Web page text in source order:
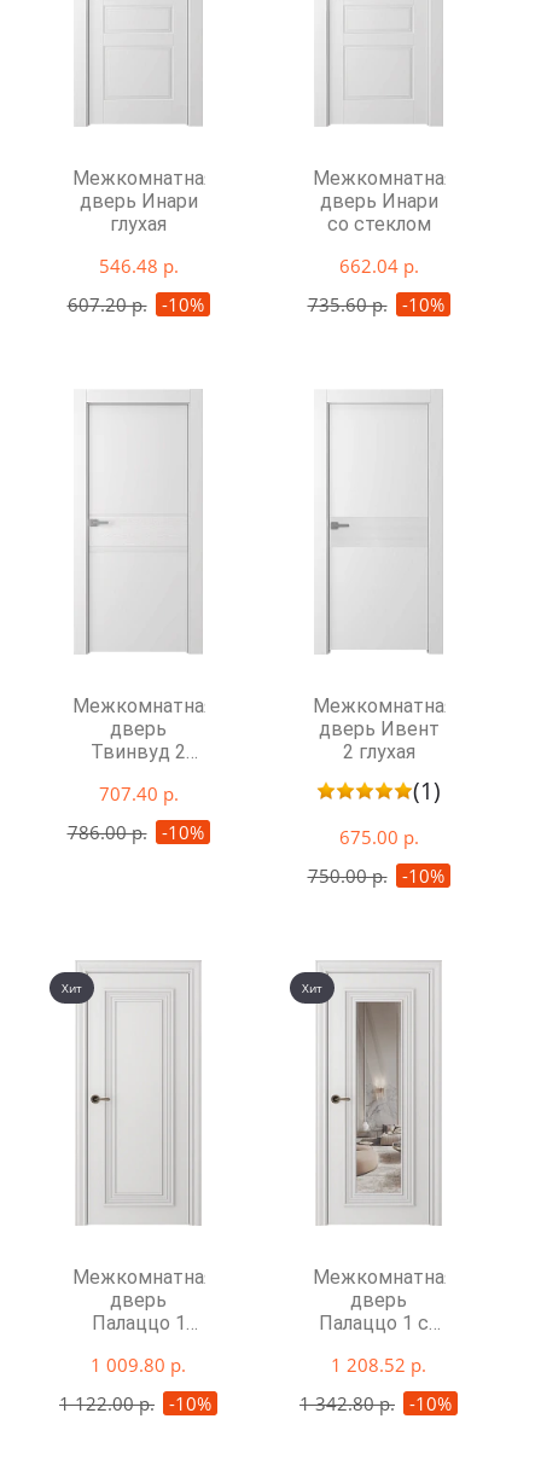
Межкомнатная
дверь Инари
глухая
546.48 р.
607.20 р.
-10%
Межкомнатная
дверь Инари
со стеклом
662.04 р.
735.60 р.
-10%
Межкомнатная
дверь
Твинвуд 2
707.40 р.
786.00 р.
-10%
Межкомнатная
дверь Ивент
2 глухая
(1)
675.00 р.
750.00 р.
-10%
Хит
Межкомнатная
дверь
Палаццо 1
1 009.80 р.
1 122.00 р. -10%
Хит
Межкомнатная
дверь
Палаццо 1 со
1 208.52 р.
1 342.80 р. -10%